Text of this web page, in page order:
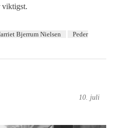
viktigst.
Bjerrum Nielsen
Peder
10. juli